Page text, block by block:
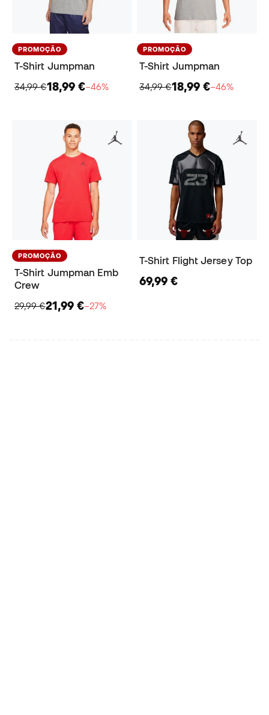
PROMOÇÃO
T-Shirt Jumpman
34,99 €18,99 €−46%
PROMOÇÃO
T-Shirt Jumpman
34,99 €18,99 €−46%
PROMOÇÃO
T-Shirt Jumpman Emb
Crew
29,99 €21,99 €−27%
T-Shirt Flight Jersey Top
69,99 €